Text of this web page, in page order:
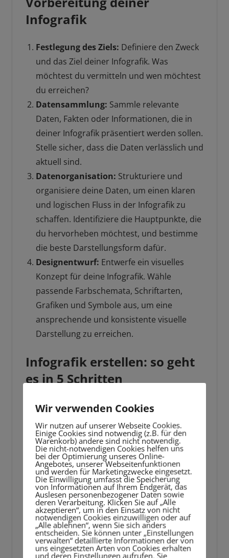
Infografik
Festlegung des Ziels: Definiere den Zweck
und das Ziel deiner Infografik. Was
möchtest du vermitteln und wen möchtest
du erreichen?
Datensammlung: Sammle relevante
Daten, Fakten oder Informationen, die in
deiner Infografik präsentiert werden sollen.
Stelle sicher, dass die Daten verlässlich und
aktuell sind.
Datenorganisation: Strukturiere und
organisiere deine Daten, um einen klaren
und logischen Fluss in der Infografik zu
schaffen. Identifiziere die Hauptpunkte, die
du hervorheben möchtest, und bestimme
die beste Darstellungsform dafür.
Designentwurf: Entwerfe ein visuelles
Konzept für deine Infografik. Wähle
passende Farbschemata, Schriftarten,
Grafiken und Symbole aus, um eine
ansprechende und konsistente visuelle
Darstellung zu erreichen.
Infografik erstellen: so geht
es in 5 Schritten
Wir verwenden Cookies
Wir nutzen auf unserer Webseite Cookies.
Einige Cookies sind notwendig (z.B. für den
Warenkorb) andere sind nicht notwendig.
Die nicht-notwendigen Cookies helfen uns
bei der Optimierung unseres Online-
Angebotes, unserer Webseitenfunktionen
und werden für Marketingzwecke eingesetzt.
Die Einwilligung umfasst die Speicherung
von Informationen auf Ihrem Endgerät, das
Auslesen personenbezogener Daten sowie
deren Verarbeitung. Klicken Sie auf „Alle
akzeptieren“, um in den Einsatz von nicht
notwendigen Cookies einzuwilligen oder auf
„Alle ablehnen“, wenn Sie sich anders
entscheiden. Sie können unter „Einstellungen
verwalten“ detaillierte Informationen der von
uns eingesetzten Arten von Cookies erhalten
und deren Einstellungen aufrufen. Sie